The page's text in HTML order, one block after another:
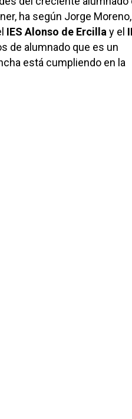
ha según Jorge Moreno,
IES Alonso de Ercilla y el
de alumnado que es un
está cumpliendo en la